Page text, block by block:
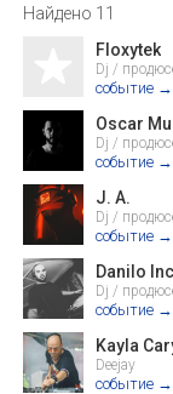
Найдено 11
Floxytek
Dj /
событие
Oscar
Dj /
событие →
J. A.
Dj /
событие
Danilo
Dj /
событие →
Kayla
Deejay
событие →